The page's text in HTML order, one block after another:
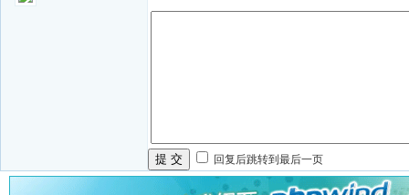
提 交 回复后跳转到最后一页